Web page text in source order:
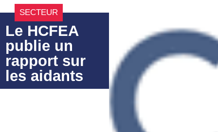
SECTEUR
Le HCFEA
publie un
rapport sur
les aidants